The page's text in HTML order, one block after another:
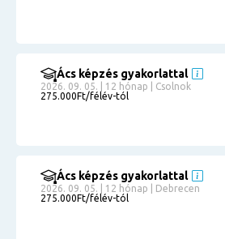
Ács képzés gyakorlattal
2026. 09. 05. | 12 hónap | Csolnok
275.000Ft/félév-tól
Ács képzés gyakorlattal
2026. 09. 05. | 12 hónap | Debrecen
275.000Ft/félév-tól